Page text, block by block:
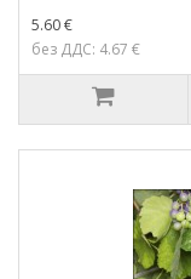
5.60 €
без ДДС: 4.67 €